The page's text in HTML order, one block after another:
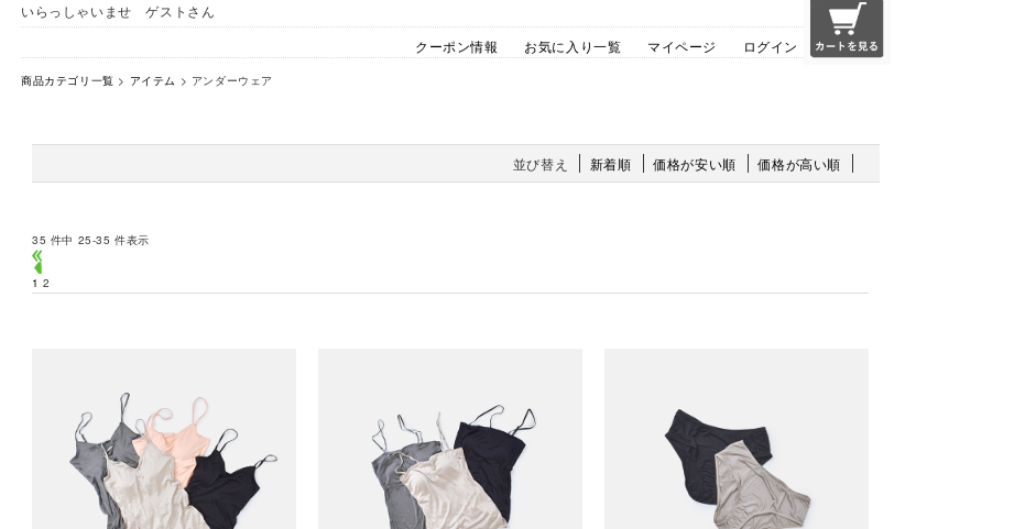
いらっしゃいませ ゲストさん
クーポン情報
お気に入り一覧 マイページ ログイン
商品カテゴリ一覧 > アイテム > アンダーウェア
並び替え 新着順 価格が安い順 価格が高い順
35 件中 25-35 件表示
1 2